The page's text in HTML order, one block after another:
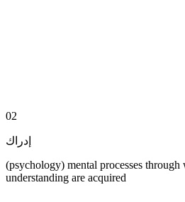
02
إدراك
(psychology) mental processes
understanding are acquired